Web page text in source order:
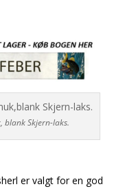
blank Skjern-laks.
er valgt for en god